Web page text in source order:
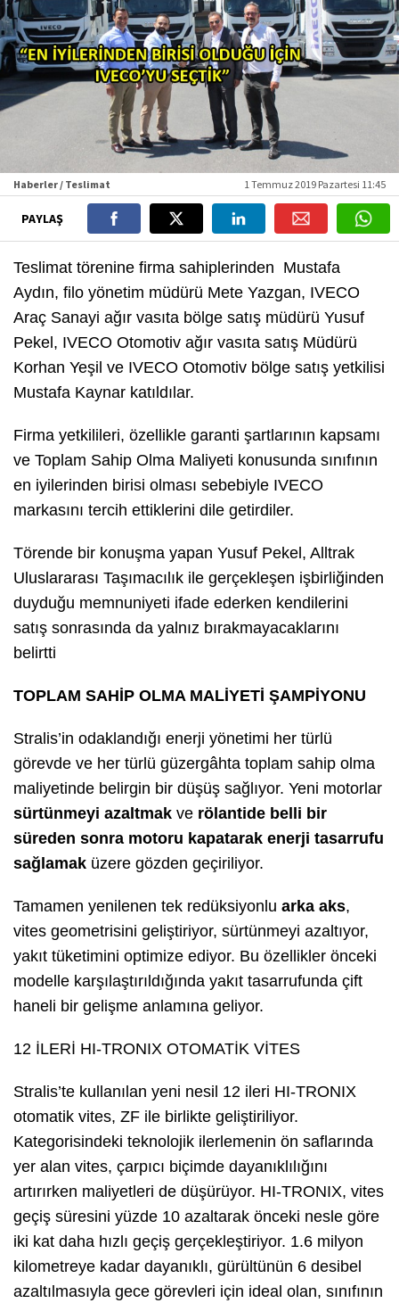
Haberler / Teslimat 1 Temmuz 2019 Pazartesi 11:45
PAYLAŞ
Teslimat törenine firma sahiplerinden Mustafa
Aydın, filo yönetim müdürü Mete Yazgan, IVECO
Araç Sanayi ağır vasıta bölge satış müdürü Yusuf
Pekel, IVECO Otomotiv ağır vasıta satış Müdürü
Korhan Yeşil ve IVECO Otomotiv bölge satış yetkilisi
Mustafa Kaynar katıldılar.
Firma yetkilileri, özellikle garanti şartlarının kapsamı
ve Toplam Sahip Olma Maliyeti konusunda sınıfının
en iyilerinden birisi olması sebebiyle IVECO
markasını tercih ettiklerini dile getirdiler.
Törende bir konuşma yapan Yusuf Pekel, Alltrak
Uluslararası Taşımacılık ile gerçekleşen işbirliğinden
duyduğu memnuniyeti ifade ederken kendilerini
satış sonrasında da yalnız bırakmayacaklarını
belirtti
TOPLAM SAHİP OLMA MALİYETİ ŞAMPİYONU
Stralis’in odaklandığı enerji yönetimi her türlü
görevde ve her türlü güzergâhta toplam sahip olma
maliyetinde belirgin bir düşüş sağlıyor. Yeni motorlar
sürtünmeyi azaltmak ve rölantide belli bir
süreden sonra motoru kapatarak enerji tasarrufu
sağlamak üzere gözden geçiriliyor.
Tamamen yenilenen tek redüksiyonlu arka aks,
vites geometrisini geliştiriyor, sürtünmeyi azaltıyor,
yakıt tüketimini optimize ediyor. Bu özellikler önceki
modelle karşılaştırıldığında yakıt tasarrufunda çift
haneli bir gelişme anlamına geliyor.
12 İLERİ HI-TRONIX OTOMATİK VİTES
Stralis’te kullanılan yeni nesil 12 ileri HI-TRONIX
otomatik vites, ZF ile birlikte geliştiriliyor.
Kategorisindeki teknolojik ilerlemenin ön saflarında
yer alan vites, çarpıcı biçimde dayanıklılığını
artırırken maliyetleri de düşürüyor. HI-TRONIX, vites
geçiş süresini yüzde 10 azaltarak önceki nesle göre
iki kat daha hızlı geçiş gerçekleştiriyor. 1.6 milyon
kilometreye kadar dayanıklı, gürültünün 6 desibel
azaltılmasıyla gece görevleri için ideal olan, sınıfının